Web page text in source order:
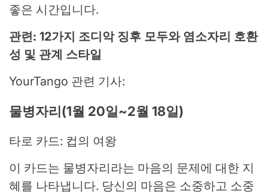
좋은 시간입니다.
관련: 12가지 조디악 징후 모두와 염소자리 호환
성 및 관계 스타일
YourTango 관련 기사:
물병자리(1월 20일~2월 18일)
타로 카드: 컵의 여왕
이 카드는 물병자리라는 마음의 문제에 대한 지
혜를 나타냅니다. 당신의 마음은 소중하고 소중